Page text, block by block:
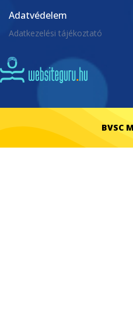
Adatvédelem
Adatkezelési tájékoztató
BVSC